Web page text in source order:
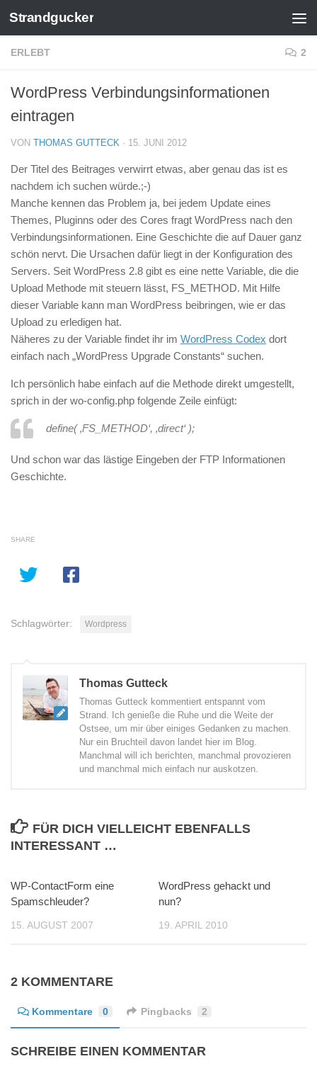
Zum Inhalt springen
Strandgucker
ERLEBT 2
WordPress Verbindungsinformationen
eintragen
VON THOMAS GUTTECK · 15. JUNI 2012
Der Titel des Beitrages verwirrt etwas, aber genau das ist es
nachdem ich suchen würde.;-)
Manche kennen das Problem ja, bei jedem Update eines
Themes, Pluginns oder des Cores fragt WordPress nach den
Verbindungsinformationen. Eine Geschichte die auf Dauer ganz
schön nervt. Die Ursachen dafür liegt in der Konfiguration des
Servers. Seit WordPress 2.8 gibt es eine nette Variable, die die
Upload Methode mit steuern lässt, FS_METHOD. Mit Hilfe
dieser Variable kann man WordPress beibringen, wie er das
Upload zu erledigen hat.
Näheres zu der Variable findet ihr im WordPress Codex dort
einfach nach „WordPress Upgrade Constants“ suchen.
Ich persönlich habe einfach auf die Methode direkt umgestellt,
sprich in der wo-config.php folgende Zeile einfügt:
define( ‚FS_METHOD‘, ‚direct‘ );
Und schon war das lästige Eingeben der FTP Informationen
Geschichte.
SHARE
Schlagwörter: Wordpress
Thomas Gutteck
Thomas Gutteck kommentiert entspannt vom
Strand. Ich genieße die Ruhe und die Weite der
Ostsee, um mir über einiges Gedanken zu machen.
Nur ein Bruchteil davon landet hier im Blog.
Manchmal will ich berichten, manchmal provozieren
und manchmal mich einfach nur auskotzen.
FÜR DICH VIELLEICHT EBENFALLS
INTERESSANT …
WP-ContactForm eine
Spamschleuder?
15. AUGUST 2007
WordPress gehackt und
nun?
19. APRIL 2010
2 KOMMENTARE
Kommentare 0 Pingbacks 2
SCHREIBE EINEN KOMMENTAR